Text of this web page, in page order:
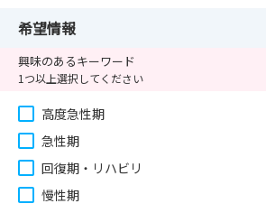
希望情報
興味のあるキーワード
1つ以上選択してください
高度急性期
急性期
回復期・リハビリ
慢性期